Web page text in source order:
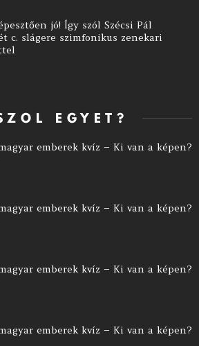
jó! Így szól Szécsi Pál
c. slágere szimfonikus zenekari
EGYET?
emberek kvíz – Ki van a képen?
emberek kvíz – Ki van a képen?
emberek kvíz – Ki van a képen?
emberek kvíz – Ki van a képen?